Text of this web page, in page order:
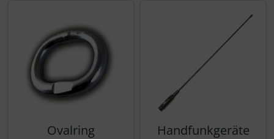
Ovalring
Handfunkgeräte